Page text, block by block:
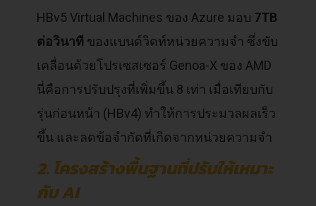
HBv5 Virtual Machines ของ Azure มอบ 7TB
ต่อวินาที ของแบนด์วิดท์หน่วยความจำ ซึ่งขับ
เคลื่อนด้วยโปรเซสเซอร์ Genoa-X ของ AMD
นี่คือการปรับปรุงที่เพิ่มขึ้น 8 เท่า เมื่อเทียบกับ
รุ่นก่อนหน้า (HBv4) ทำให้การประมวลผลเร็ว
ขึ้น และลดข้อจำกัดที่เกิดจากหน่วยความจำ
2. โครงสร้างพื้นฐานที่ปรับให้เหมาะ
กับ AI